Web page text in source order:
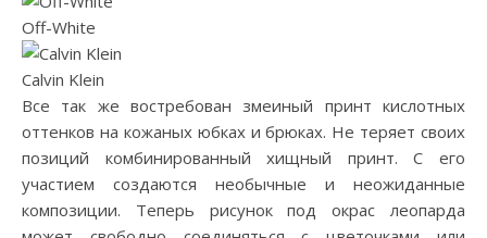
Off-White
Calvin Klein
Все так же востребован змеиный принт кислотных
оттенков на кожаных юбках и брюках. Не теряет своих
позиций комбинированный хищный принт. С его
участием создаются необычные и неожиданные
композиции. Теперь рисунок под окрас леопарда